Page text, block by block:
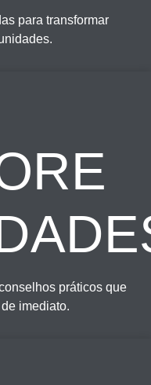
para transformar
práticos que
imediato.